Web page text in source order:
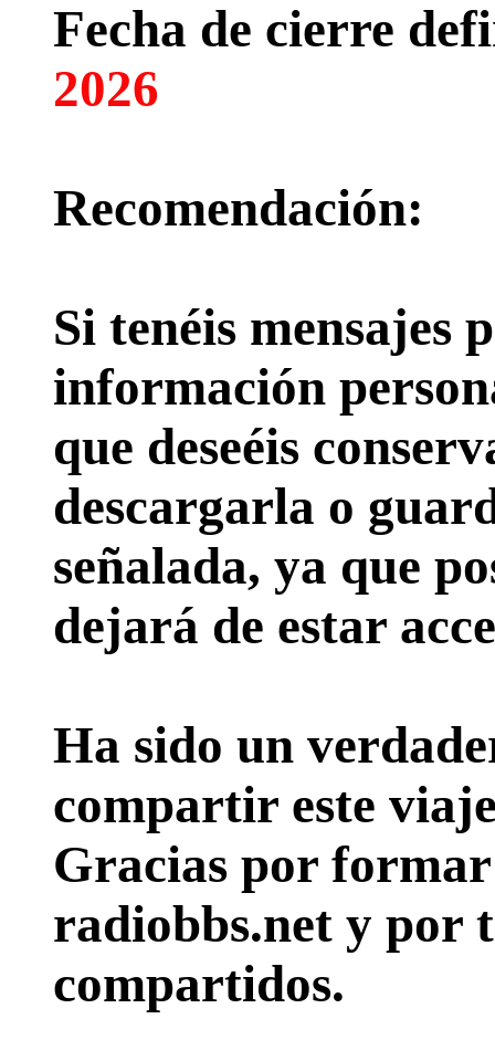
Fecha de cierre
2026
Recomendación:
Si tenéis mensajes
información
que deseéis
descargarla o
señalada, ya que
dejará de estar
Ha sido un
compartir este
Gracias por
radiobbs.net y por
compartidos.